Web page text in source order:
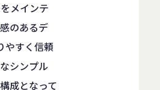
メインテ
のあるデ
やすく信頼
シンプル
成となって